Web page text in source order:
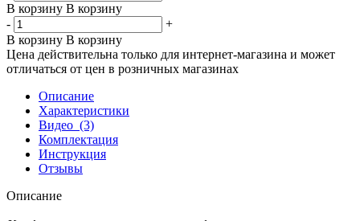
В корзину В корзину
-
+
В корзину В корзину
Цена действительна только для интернет-магазина и может
отличаться от цен в розничных магазинах
Описание
Характеристики
Видео (3)
Комплектация
Инструкция
Отзывы
Описание